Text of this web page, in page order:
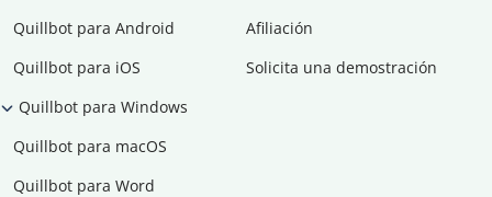
Quillbot para Android
Quillbot para iOS
Quillbot para Windows
Quillbot para macOS
Quillbot para Word
Afiliación
Solicita una demostración